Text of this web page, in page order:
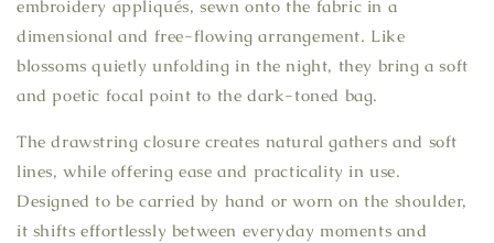
embroidery appliqués, sewn onto the fabric in a
dimensional and free-flowing arrangement. Like
blossoms quietly unfolding in the night, they bring a soft
and poetic focal point to the dark-toned bag.
The drawstring closure creates natural gathers and soft
lines, while offering ease and practicality in use.
Designed to be carried by hand or worn on the shoulder,
it shifts effortlessly between everyday moments and